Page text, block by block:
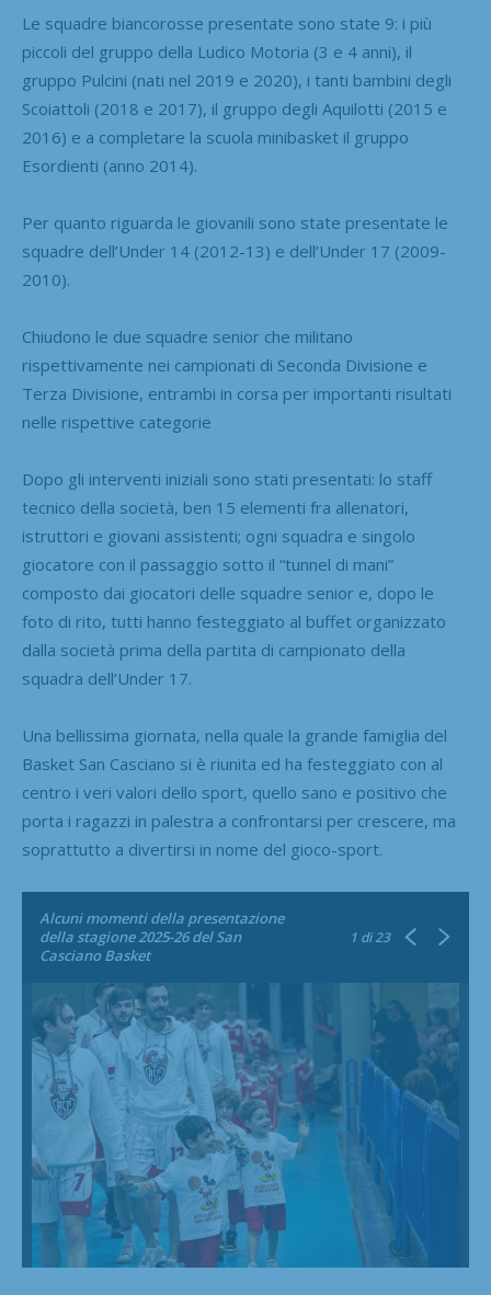
Le squadre biancorosse presentate sono state 9: i più
piccoli del gruppo della Ludico Motoria (3 e 4 anni), il
gruppo Pulcini (nati nel 2019 e 2020), i tanti bambini degli
Scoiattoli (2018 e 2017), il gruppo degli Aquilotti (2015 e
2016) e a completare la scuola minibasket il gruppo
Esordienti (anno 2014).
Per quanto riguarda le giovanili sono state presentate le
squadre dell’Under 14 (2012-13) e dell’Under 17 (2009-
2010).
Chiudono le due squadre senior che militano
rispettivamente nei campionati di Seconda Divisione e
Terza Divisione, entrambi in corsa per importanti risultati
nelle rispettive categorie
Dopo gli interventi iniziali sono stati presentati: lo staff
tecnico della società, ben 15 elementi fra allenatori,
istruttori e giovani assistenti; ogni squadra e singolo
giocatore con il passaggio sotto il “tunnel di mani”
composto dai giocatori delle squadre senior e, dopo le
foto di rito, tutti hanno festeggiato al buffet organizzato
dalla società prima della partita di campionato della
squadra dell’Under 17.
Una bellissima giornata, nella quale la grande famiglia del
Basket San Casciano si è riunita ed ha festeggiato con al
centro i veri valori dello sport, quello sano e positivo che
porta i ragazzi in palestra a confrontarsi per crescere, ma
soprattutto a divertirsi in nome del gioco-sport.
Alcuni momenti della presentazione
della stagione 2025-26 del San
Casciano Basket
1 di 23